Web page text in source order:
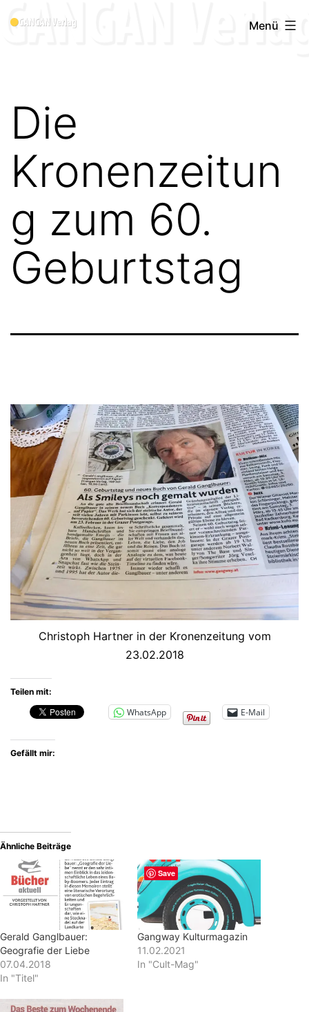
Menü
Die
Kronenzeitun
g zum 60.
Geburtstag
Christoph Hartner in der Kronenzeitung vom
23.02.2018
Teilen mit:
WhatsApp E-Mail
Gefällt mir:
Ähnliche Beiträge
Gerald Ganglbauer:
Geografie der Liebe
07.04.2018
In "Titel"
Gangway Kulturmagazin
11.02.2021
In "Cult-Mag"
Save